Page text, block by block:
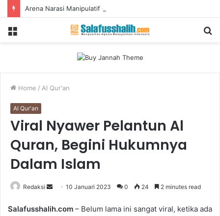
Home / Al Qur'an
Al Qur'an
Viral Nyawer Pelantun Al
Quran, Begini Hukumnya
Dalam Islam
Redaksi
n
10 Januari 2023 0 24 2 minutes read
Salafusshalih.com – Belum lama ini sangat viral, ketika ada